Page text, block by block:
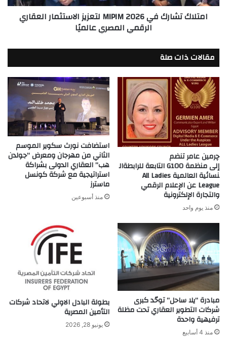
الرقمي
المصري
امتلاك تشارك في MIPIM 2026 لتعزيز الاستثمار العقاري
الرقمي المصري عالميًا
مقالات ذات صلة
چرمين عامر تنضم
إلى منظمة G100 التابعة للرابطةال
نسائية العالمية All Ladies
League عن الإعلام الرقمي
والتجارة الإلكترونية
منذ يوم واحد
استضافت نورث سكوير الموسم
الثاني من مهرجان ومعرض “جولدن
هب” العقاري الدولى بشراكة
استراتيجية مع شركة كونسل
ماسترز
منذ أسبوعين
مبادرة “يلا ساحل” توحّد كبرى
شركات التطوير العقاري تحت مظلة
ترفيهية واحدة
منذ 4 أسابيع
بطولة البادل الاولي لاتحاد شركات
التأمين المصرية
يونيو 28, 2026